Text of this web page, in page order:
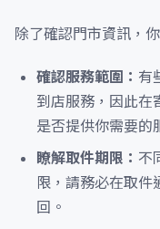
除了確認門市資訊，
確認服務範圍： 有
到店服務，因此在
是否提供你需要的
瞭解取件期限： 不
限，請務必在取件
回。